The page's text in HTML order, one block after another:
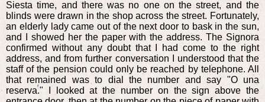
Siesta time, and there was no one on the street, and the
blinds were drawn in the shop across the street. Fortunately,
an elderly lady came out of the next door to bask in the sun,
and I showed her the paper with the address. The Signora
confirmed without any doubt that I had come to the right
address, and from further conversation I understood that the
staff of the pension could only be reached by telephone. All
that remained was to dial the number and say "O una
reserva." I looked at the number on the sign above the